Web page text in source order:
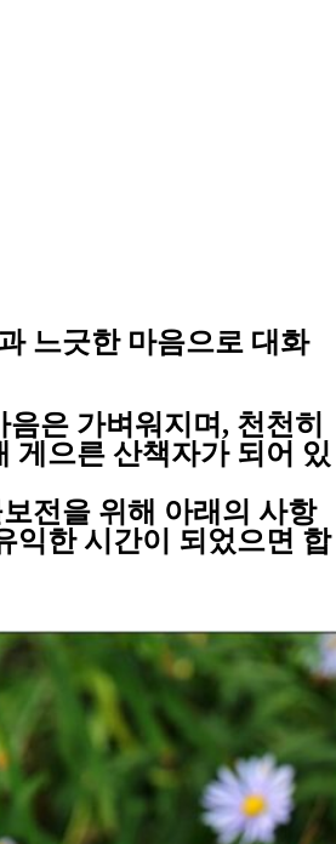
느긋한 마음으로 대화
은 가벼워지며, 천천히
게으른 산책자가 되어 있
전을 위해 아래의 사항
익한 시간이 되었으면 합